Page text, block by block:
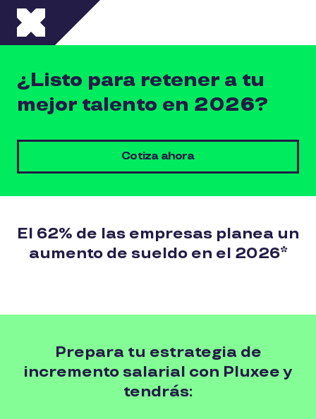
Pasar al contenido principal
¿Listo para retener a tu
mejor talento en 2026?
Cotiza ahora
El 62% de las empresas planea un
aumento de sueldo en el 2026*
Prepara tu estrategia de
incremento salarial con Pluxee y
tendrás: